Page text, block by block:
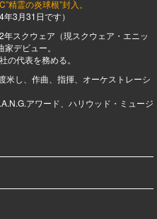
精霊の炎球根”封入。
3月31日です）
スクウェア（現スクウェア・エニッ
デビュー。
の代表を務める。
米し、作曲、指揮、オーケストレーシ
アワード、ハリウッド・ミュージ